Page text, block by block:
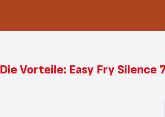
Die Vorteile: Easy Fry